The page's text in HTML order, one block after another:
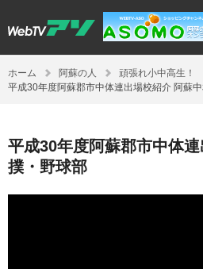
ホーム 阿蘇の人
頑張れ小中高生！
平成30年度阿蘇郡市中体連出場校紹介 阿蘇
平成30年度阿蘇郡市中体
撲・野球部